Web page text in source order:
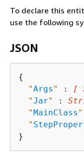
To declare this
use the following
JSON
{
"Args " : [
"Jar" :
"MainClass "
"